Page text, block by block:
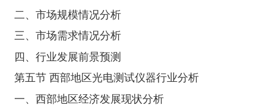
二、市场规模情况分析
三、市场需求情况分析
四、行业发展前景预测
第五节 西部地区光电测试仪器行业分析
一、西部地区经济发展现状分析